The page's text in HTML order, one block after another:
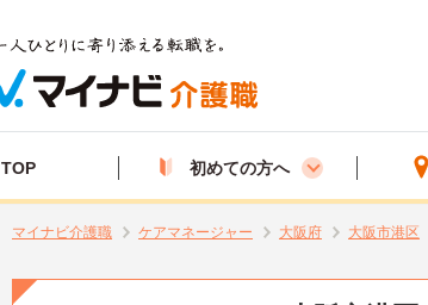
TOP 初めての方へ
マイナビ介護職 ケアマネージャー 大阪府 大阪市港区